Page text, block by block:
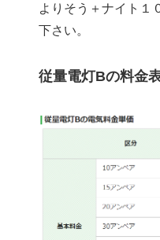
よりそう＋ナイト１
下さい。
従量電灯Bの料金